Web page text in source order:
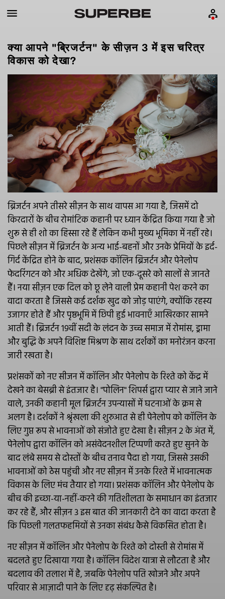
क्या आपने "ब्रिजर्टन" के सीज़न 3 में इस चरित्र
विकास को देखा?
ब्रिजर्टन अपने तीसरे सीज़न के साथ वापस आ गया है, जिसमें दो
किरदारों के बीच रोमांटिक कहानी पर ध्यान केंद्रित किया गया है जो
शुरू से ही शो का हिस्सा रहे हैं लेकिन कभी मुख्य भूमिका में नहीं रहे।
पिछले सीज़न में ब्रिजर्टन के अन्य भाई-बहनों और उनके प्रेमियों के इर्द-
गिर्द केंद्रित होने के बाद, प्रशंसक कॉलिन ब्रिजर्टन और पेनेलोप
फेदरिंगटन को और अधिक देखेंगे, जो एक-दूसरे को सालों से जानते
हैं। नया सीज़न एक दिल को छू लेने वाली प्रेम कहानी पेश करने का
वादा करता है जिससे कई दर्शक खुद को जोड़ पाएंगे, क्योंकि रहस्य
उजागर होते हैं और पृष्ठभूमि में छिपी हुई भावनाएँ आखिरकार सामने
आती हैं। ब्रिजर्टन 19वीं सदी के लंदन के उच्च समाज में रोमांस, ड्रामा
और बुद्धि के अपने विशिष्ट मिश्रण के साथ दर्शकों का मनोरंजन करना
जारी रखता है।
प्रशंसकों को नए सीजन में कॉलिन और पेनेलोप के रिश्ते को केंद्र में
देखने का बेसब्री से इंतजार है। "पोलिन" शिपर्स द्वारा प्यार से जाने जाने
वाले, उनकी कहानी मूल ब्रिजर्टन उपन्यासों में घटनाओं के क्रम से
अलग है। दर्शकों ने श्रृंखला की शुरुआत से ही पेनेलोप को कॉलिन के
लिए गुप्त रूप से भावनाओं को संजोते हुए देखा है। सीज़न 2 के अंत में,
पेनेलोप द्वारा कॉलिन को असंवेदनशील टिप्पणी करते हुए सुनने के
बाद लंबे समय से दोस्तों के बीच तनाव पैदा हो गया, जिससे उसकी
भावनाओं को ठेस पहुंची और नए सीज़न में उनके रिश्ते में भावनात्मक
विकास के लिए मंच तैयार हो गया। प्रशंसक कॉलिन और पेनेलोप के
बीच की इच्छा-या-नहीं-करने की गतिशीलता के समाधान का इंतजार
कर रहे हैं, और सीज़न 3 इस बात की जानकारी देने का वादा करता है
कि पिछली गलतफहमियों से उनका संबंध कैसे विकसित होता है।
नए सीज़न में कॉलिन और पेनेलोप के रिश्ते को दोस्ती से रोमांस में
बदलते हुए दिखाया गया है। कॉलिन विदेश यात्रा से लौटता है और
बदलाव की तलाश में है, जबकि पेनेलोप पति खोजने और अपने
परिवार से आज़ादी पाने के लिए दृढ़ संकल्पित है।